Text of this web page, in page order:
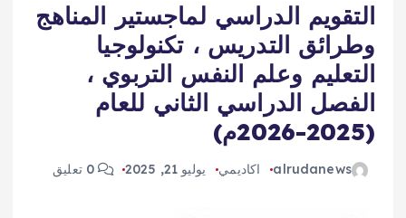
التقويم الدراسي لماجستير المناهج
وطرائق التدريس ، تكنولوجيا
التعليم وعلم النفس التربوي ،
الفصل الدراسي الثاني للعام
(2025-2026م)
alrudanews اكاديمي يوليو 21, 2025 0 تعليق